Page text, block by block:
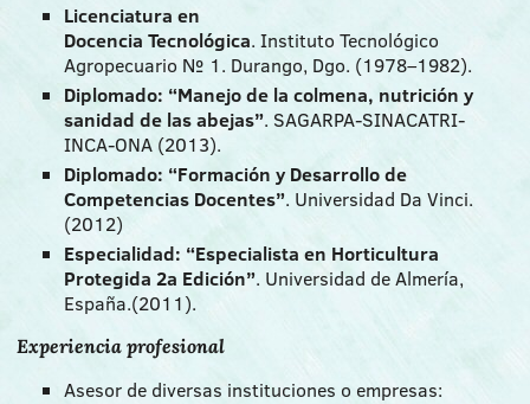
Licenciatura en
Docencia Tecnológica. Instituto Tecnológico
Agropecuario № 1. Durango, Dgo. (1978–1982).
Diplomado: “Manejo de la colmena, nutrición y
sanidad de las abejas”. SAGARPA-SINACATRI-
INCA-ONA (2013).
Diplomado: “Formación y Desarrollo de
Competencias Docentes”. Universidad Da Vinci.
(2012)
Especialidad: “Especialista en Horticultura
Protegida 2a Edición”. Universidad de Almería,
España.(2011).
Experiencia profesional
Asesor de diversas instituciones o empresas: